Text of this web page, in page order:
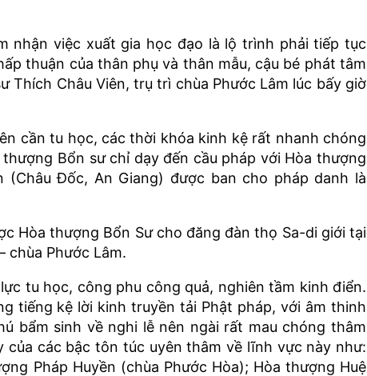
nhận việc xuất gia học đạo là lộ trình phải tiếp tục
thuận của thân phụ và thân mẫu, cậu bé phát tâm
Thích Châu Viên, trụ trì chùa Phước Lâm lúc bấy giờ
cần tu học, các thời khóa kinh kệ rất nhanh chóng
Bổn sư chỉ dạy đến cầu pháp với Hòa thượng
Đốc, An Giang) được ban cho pháp danh là
Hòa thượng Bổn Sư cho đăng đàn thọ Sa-di giới tại
chùa Phước Lâm.
tu học, công phu công quả, nghiên tầm kinh điển.
tiếng kệ lời kinh truyền tải Phật pháp, với âm thinh
bẩm sinh về nghi lễ nên ngài rất mau chóng thâm
các bậc tôn túc uyên thâm về lĩnh vực này như:
Pháp Huyền (chùa Phước Hòa); Hòa thượng Huệ